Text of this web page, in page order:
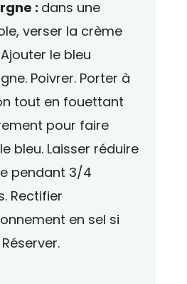
: dans une
verser la crème
le bleu
Poivrer. Porter à
tout en fouettant
pour faire
bleu. Laisser réduire
pendant 3/4
Rectifier
en sel si